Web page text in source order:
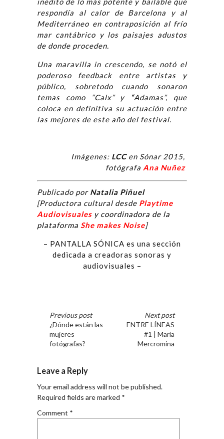
respondía al calor de Barcelona y al
Mediterráneo en contraposición al frío
mar cantábrico y los paisajes adustos
de donde proceden.
Una maravilla in crescendo, se notó el
poderoso feedback entre artistas y
público, sobretodo cuando sonaron
temas como “Calx” y“Adamas”, que
coloca en definitiva su actuación entre
las mejores de este año del festival.
Imágenes: LCCen Sónar 2015,
fotógrafa Ana Nuñez
Publicado por Natalia Piñuel
[Productora cultural desde Playtime
Audiovisuales y coordinadora de la
plataforma She makes Noise]
– PANTALLA SÓNICA es una sección
dedicada a creadoras sonoras y
audiovisuales –
Previous post
¿Dónde están las
mujeres
fotógrafas?
Next post
ENTRE LÍNEAS
#1 | María
Mercromina
Leave a Reply
Your email address will not be published.
Required fields are marked *
Comment *